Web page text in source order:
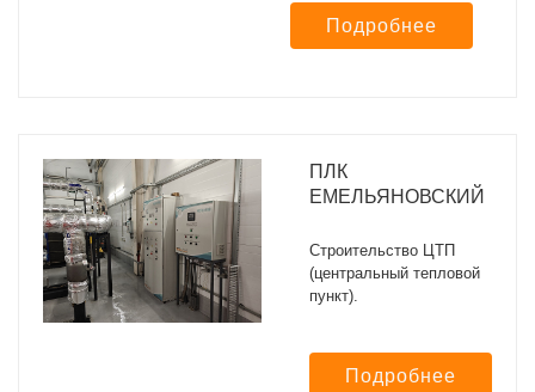
Подробнее
ПЛК
ЕМЕЛЬЯНОВСКИЙ
Строительство ЦТП
(центральный тепловой
пункт).
Подробнее